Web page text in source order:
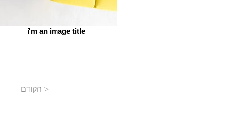
i'm an image title
הקודם >